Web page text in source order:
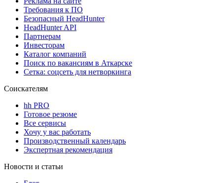
Требования к ПО
Безопасный HeadHunter
HeadHunter API
Партнерам
Инвесторам
Каталог компаний
Поиск по вакансиям в Аткарске
Сетка: соцсеть для нетворкинга
Соискателям
hh PRO
Готовое резюме
Все сервисы
Хочу у вас работать
Производственный календарь
Экспертная рекомендация
Новости и статьи